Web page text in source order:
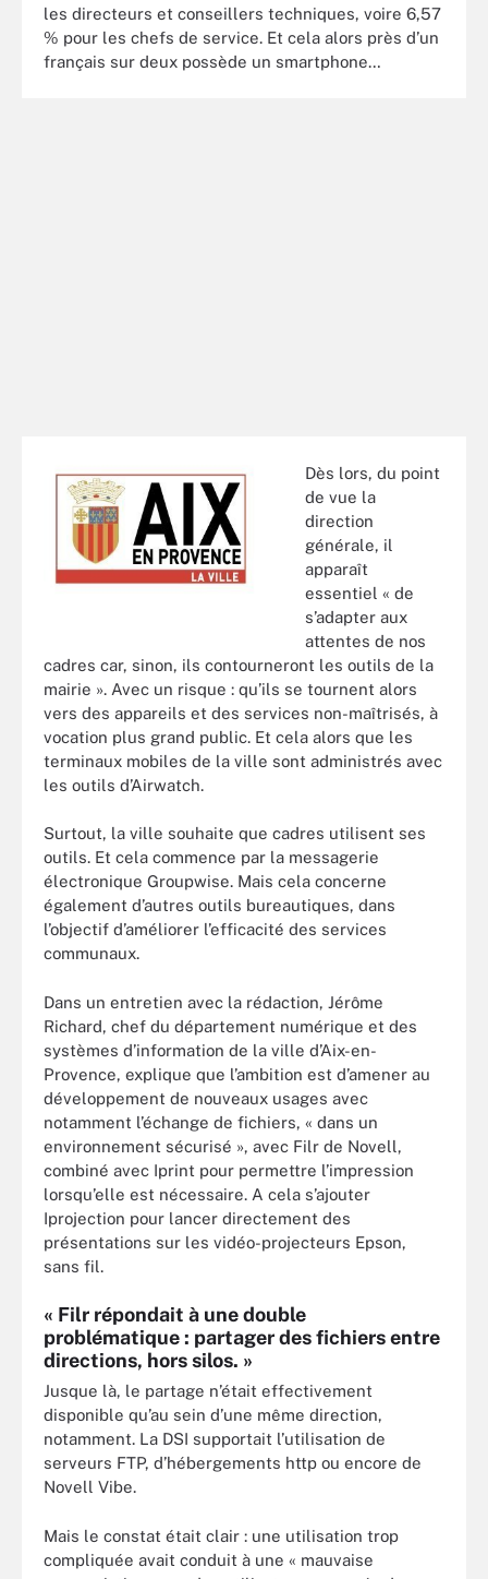
les directeurs et conseillers techniques, voire 6,57
% pour les chefs de service. Et cela alors près d’un
français sur deux possède un smartphone…
Dès lors, du point
de vue la
direction
générale, il
apparaît
essentiel « de
s’adapter aux
attentes de nos
cadres car, sinon, ils contourneront les outils de la
mairie ». Avec un risque : qu’ils se tournent alors
vers des appareils et des services non-maîtrisés, à
vocation plus grand public. Et cela alors que les
terminaux mobiles de la ville sont administrés avec
les outils d’Airwatch.
Surtout, la ville souhaite que cadres utilisent ses
outils. Et cela commence par la messagerie
électronique Groupwise. Mais cela concerne
également d’autres outils bureautiques, dans
l’objectif d’améliorer l’efficacité des services
communaux.
Dans un entretien avec la rédaction, Jérôme
Richard, chef du département numérique et des
systèmes d’information de la ville d’Aix-en-
Provence, explique que l’ambition est d’amener au
développement de nouveaux usages avec
notamment l’échange de fichiers, « dans un
environnement sécurisé », avec Filr de Novell,
combiné avec Iprint pour permettre l’impression
lorsqu’elle est nécessaire. A cela s’ajouter
Iprojection pour lancer directement des
présentations sur les vidéo-projecteurs Epson,
sans fil.
« Filr répondait à une double
problématique : partager des fichiers entre
directions, hors silos. »
Jusque là, le partage n’était effectivement
disponible qu’au sein d’une même direction,
notamment. La DSI supportait l’utilisation de
serveurs FTP, d’hébergements http ou encore de
Novell Vibe.
Mais le constat était clair : une utilisation trop
compliquée avait conduit à une « mauvaise